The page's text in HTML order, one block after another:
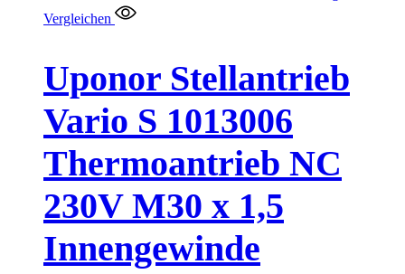
Vergleichen
Uponor Stellantrieb
Vario S 1013006
Thermoantrieb NC
230V M30 x 1,5
Innengewinde